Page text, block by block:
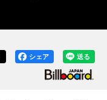
送る
シェア